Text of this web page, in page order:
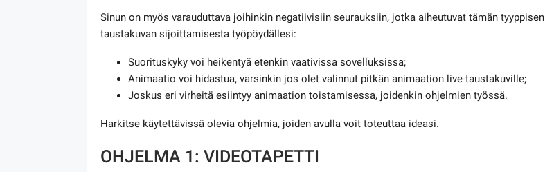
Sinun on myös varauduttava joihinkin negatiivisiin seurauksiin, jotka aiheutuvat tämän tyyppisen
taustakuvan sijoittamisesta työpöydällesi:
Suorituskyky voi heikentyä etenkin vaativissa sovelluksissa;
Animaatio voi hidastua, varsinkin jos olet valinnut pitkän animaation live-taustakuville;
Joskus eri virheitä esiintyy animaation toistamisessa, joidenkin ohjelmien työssä.
Harkitse käytettävissä olevia ohjelmia, joiden avulla voit toteuttaa ideasi.
OHJELMA 1: VIDEOTAPETTI